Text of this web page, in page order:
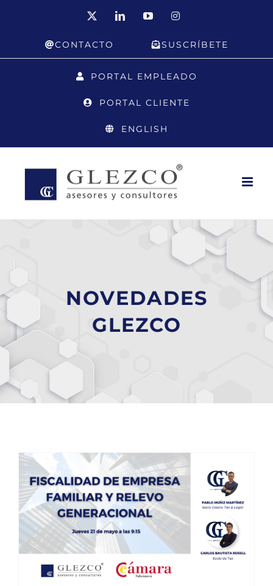
LinkedInYouTubeInstagram
CONTACTO SUSCRÍBETE
PORTAL EMPLEADO
PORTAL CLIENTE
ENGLISH
NOVEDADES
GLEZCO